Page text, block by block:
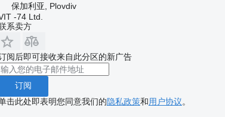
保加利亚, Plovdiv
-74 Ltd.
系卖方
阅后即可接收来自此分区的新广告
订阅
击此处即表明您同意我们的隐私政策和用户协议。